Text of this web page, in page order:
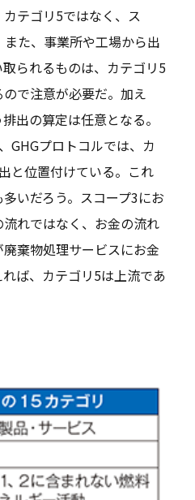
テゴリ5ではなく、ス
た、事業所や工場から出
られるものは、カテゴリ5
で注意が必要だ。加え
出の算定は任意となる。
GHGプロトコルでは、カ
と位置付けている。これ
いだろう。スコープ3にお
れではなく、お金の流れ
棄物処理サービスにお金
ば、カテゴリ5は上流であ